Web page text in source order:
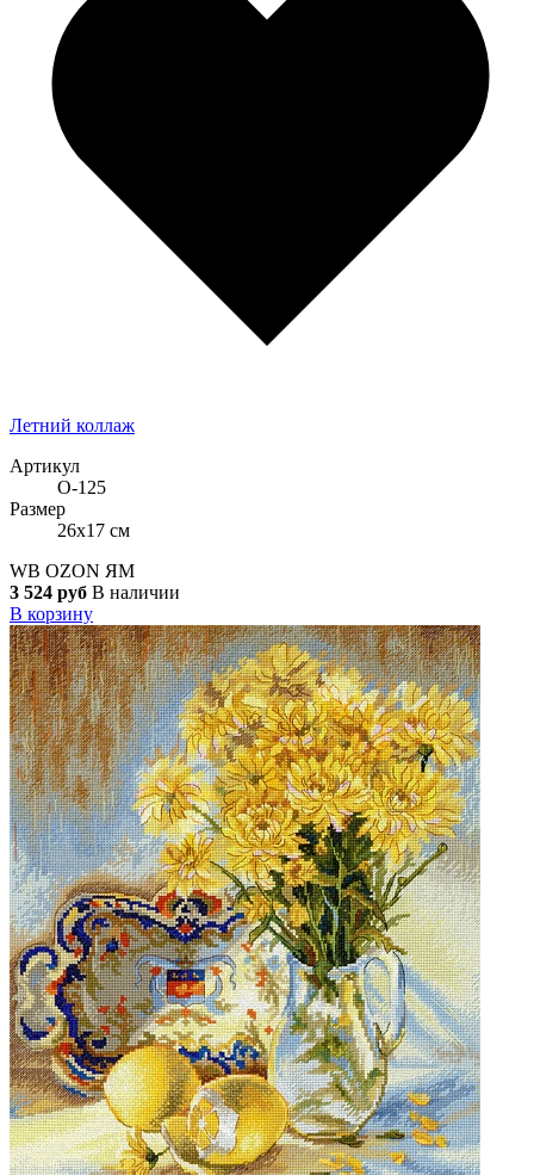
Летний коллаж
Артикул
О-125
Размер
26x17 см
WB OZON ЯМ
3 524 руб В наличии
В корзину